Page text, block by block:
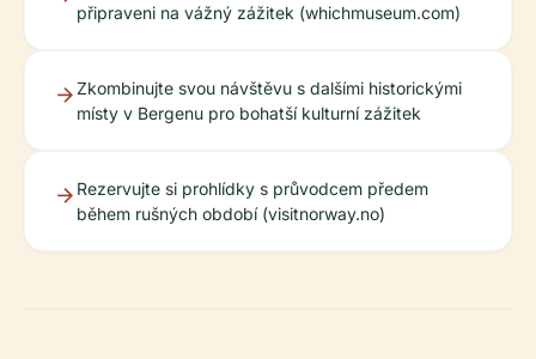
připraveni na vážný zážitek (whichmuseum.com)
Zkombinujte svou návštěvu s dalšími historickými
místy v Bergenu pro bohatší kulturní zážitek
Rezervujte si prohlídky s průvodcem předem
během rušných období (visitnorway.no)